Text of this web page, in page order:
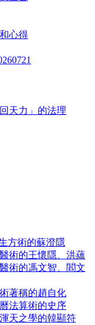
心得
天力」的法理
方術的蘇澄隱
術的王懷隱、洪蘊
術的馮文智、閻文
著稱的趙自化
法算術的史序
天之學的韓顯符